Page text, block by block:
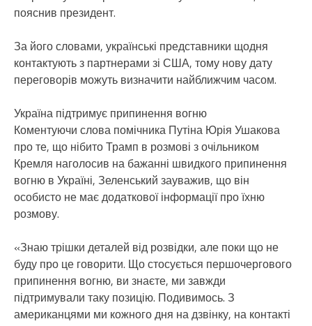
пояснив президент.
За його словами, українські представники щодня
контактують з партнерами зі США, тому нову дату
переговорів можуть визначити найближчим часом.
Україна підтримує припинення вогню
Коментуючи слова помічника Путіна Юрія Ушакова
про те, що нібито Трамп в розмові з очільником
Кремля наголосив на бажанні швидкого припинення
вогню в Україні, Зеленський зауважив, що він
особисто не має додаткової інформації про їхню
розмову.
«Знаю трішки деталей від розвідки, але поки що не
буду про це говорити. Що стосується першочергового
припинення вогню, ви знаєте, ми завжди
підтримували таку позицію. Подивимось. З
американцями ми кожного дня на дзвінку, на контакті